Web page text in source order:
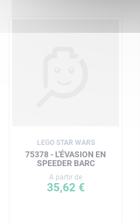
LEGO STAR WARS
75378 - L'ÉVASION EN
SPEEDER BARC
A partir de
35,62 €